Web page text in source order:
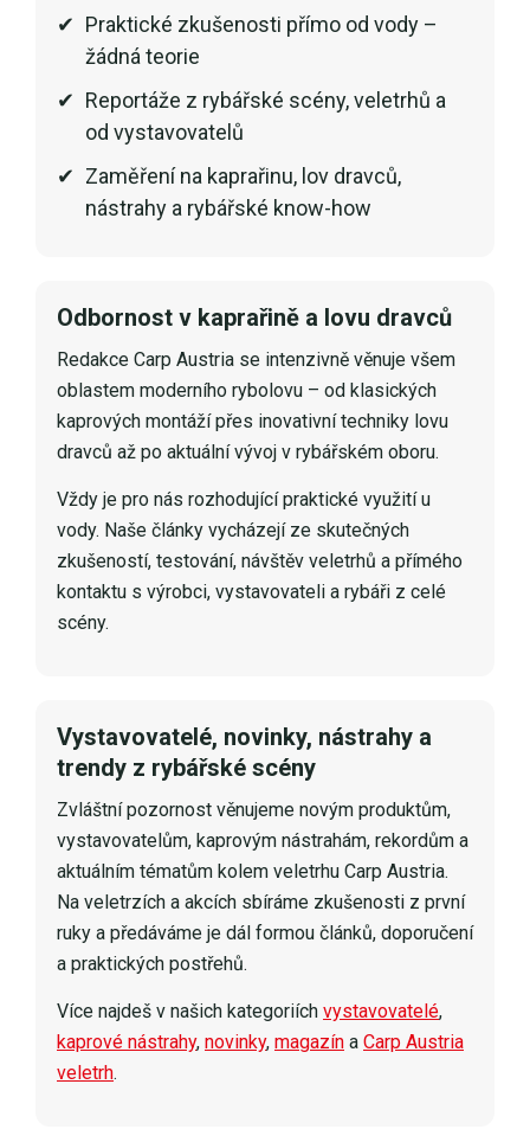
Praktické zkušenosti přímo od vody –
žádná teorie
Reportáže z rybářské scény, veletrhů a
od vystavovatelů
Zaměření na kaprařinu, lov dravců,
nástrahy a rybářské know-how
Odbornost v kaprařině a lovu dravců
Redakce Carp Austria se intenzivně věnuje všem
oblastem moderního rybolovu – od klasických
kaprových montáží přes inovativní techniky lovu
dravců až po aktuální vývoj v rybářském oboru.
Vždy je pro nás rozhodující praktické využití u
vody. Naše články vycházejí ze skutečných
zkušeností, testování, návštěv veletrhů a přímého
kontaktu s výrobci, vystavovateli a rybáři z celé
scény.
Vystavovatelé, novinky, nástrahy a
trendy z rybářské scény
Zvláštní pozornost věnujeme novým produktům,
vystavovatelům, kaprovým nástrahám, rekordům a
aktuálním tématům kolem veletrhu Carp Austria.
Na veletrzích a akcích sbíráme zkušenosti z první
ruky a předáváme je dál formou článků, doporučení
a praktických postřehů.
Více najdeš v našich kategoriích vystavovatelé,
kaprové nástrahy, novinky, magazín a Carp Austria
veletrh.